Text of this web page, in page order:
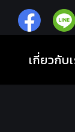
เกี่ยวกับ